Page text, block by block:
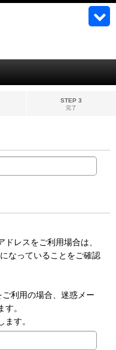
STEP 3
完了
レスをご利用場合は、
なっていることをご確認
利用の場合、迷惑メー
。
す。